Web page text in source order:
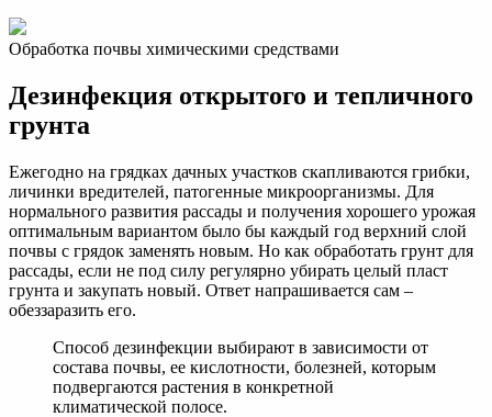
Обработка почвы химическими средствами
Дезинфекция открытого и тепличного
грунта
Ежегодно на грядках дачных участков скапливаются грибки,
личинки вредителей, патогенные микроорганизмы. Для
нормального развития рассады и получения хорошего урожая
оптимальным вариантом было бы каждый год верхний слой
почвы с грядок заменять новым. Но как обработать грунт для
рассады, если не под силу регулярно убирать целый пласт
грунта и закупать новый. Ответ напрашивается сам –
обеззаразить его.
Способ дезинфекции выбирают в зависимости от
состава почвы, ее кислотности, болезней, которым
подвергаются растения в конкретной
климатической полосе.